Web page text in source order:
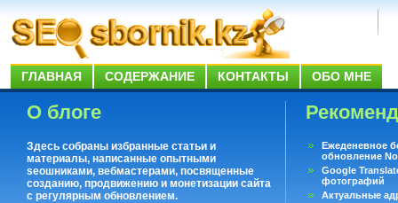
ГЛАВНАЯ СОДЕРЖАНИЕ КОНТАКТЫ ОБО МНЕ
О блоге
Здесь собраны избранные статьи и
материалы, написанные опытными
seoшниками, вебмастерами, посвященные
созданию, продвижению и монетизации сайта
с регулярным обновлением.
Ежеденевное
обновление
Google
фотографий
Актуальные